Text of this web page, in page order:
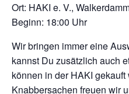
Ort: HAKI e. V.,
Beginn: 18:00 Uhr
Wir bringen immer eine
kannst Du zusätzlich auch
können in der HAKI
Knabbersachen freuen wir